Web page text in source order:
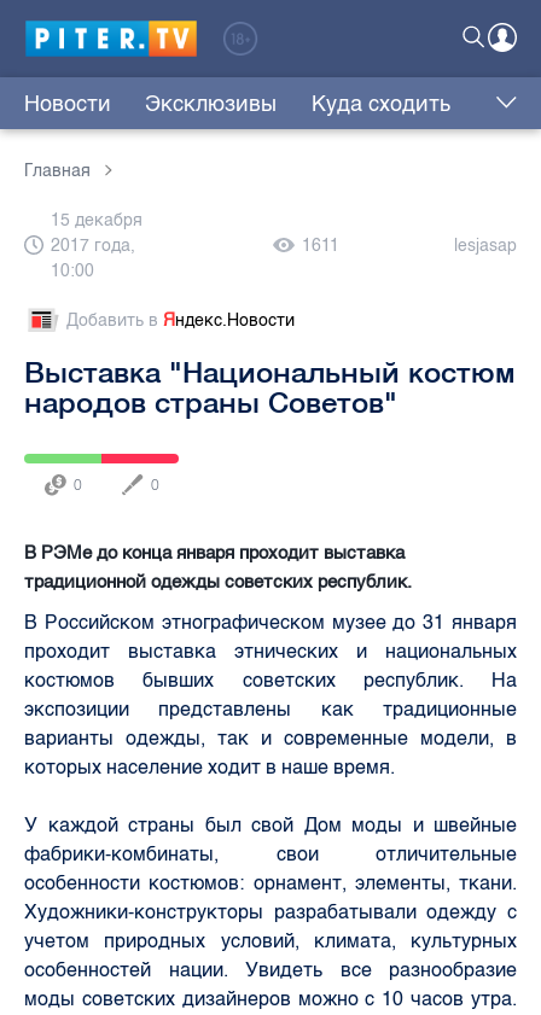
Новости Эксклюзивы Куда сходить
Главная
15 декабря
2017 года,
10:00
1611 lesjasap
Добавить в Яндекс.Новости
Выставка "Национальный костюм
народов страны Советов"
0 0
В РЭМе до конца января проходит выставка
традиционной одежды советских республик.
В Российском этнографическом музее до 31 января
проходит выставка этнических и национальных
костюмов бывших советских республик. На
экспозиции представлены как традиционные
варианты одежды, так и современные модели, в
которых население ходит в наше время.
У каждой страны был свой Дом моды и швейные
фабрики-комбинаты, свои отличительные
особенности костюмов: орнамент, элементы, ткани.
Художники-конструкторы разрабатывали одежду с
учетом природных условий, климата, культурных
особенностей нации. Увидеть все разнообразие
моды советских дизайнеров можно с 10 часов утра.